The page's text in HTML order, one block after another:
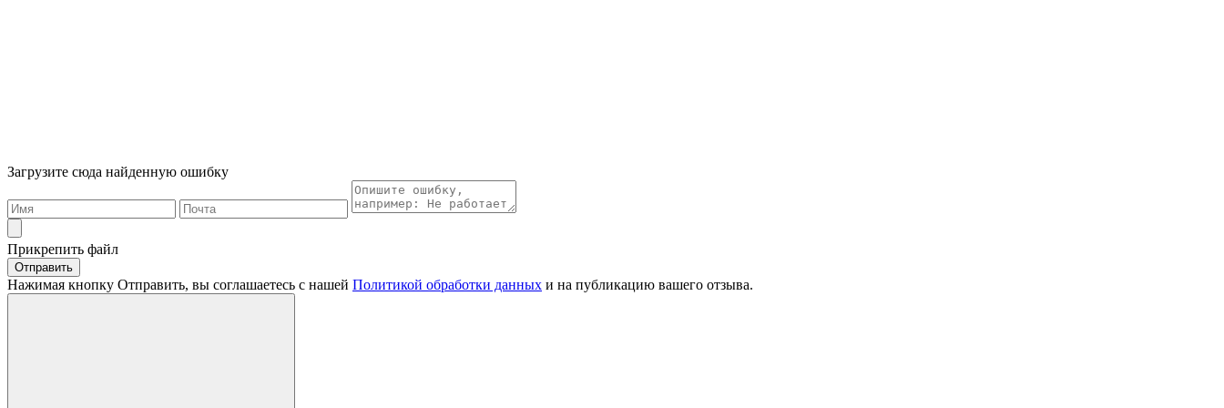
Загрузите сюда найденную ошибку
Прикрепить файл
Отправить
Нажимая кнопку Отправить, вы соглашаетесь с нашей Политикой обработки данных и на публикацию вашего отзыва.